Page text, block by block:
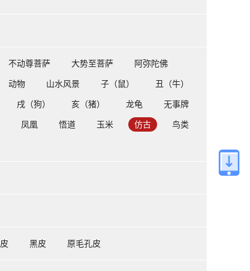
不动尊菩萨 大势至菩萨 阿弥陀佛
动物 山水风景 子（鼠） 丑（牛）
戌（狗） 亥（猪） 龙龟 无事牌
凤凰 悟道 玉米 仿古 鸟类
黑皮 原毛孔皮